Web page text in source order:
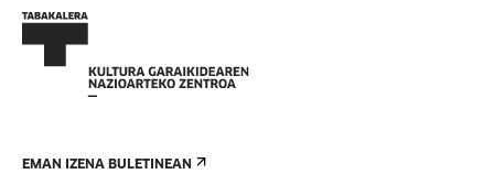
EMAN IZENA BULETINEAN